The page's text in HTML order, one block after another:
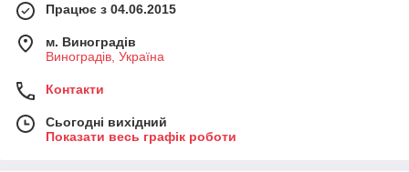
Працює з 04.06.2015
м. Виноградів
Виноградів, Україна
Контакти
Сьогодні вихідний
Показати весь графік роботи